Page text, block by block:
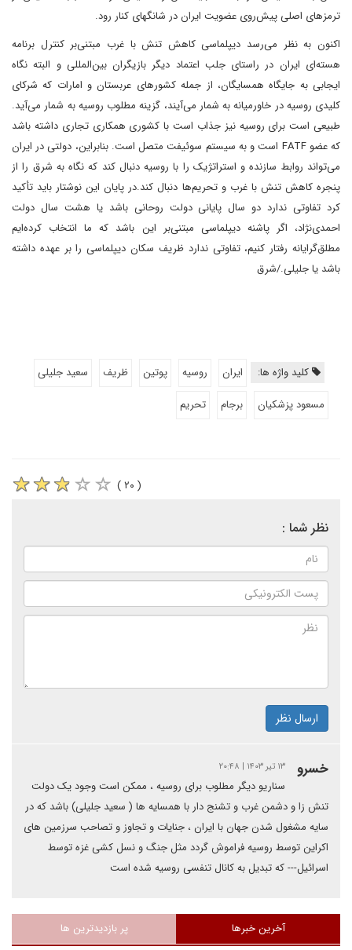
ترمزهای اصلی پیش‌روی عضویت ایران در شانگهای کنار رود.
اکنون به نظر می‌رسد دیپلماسی کاهش تنش با غرب مبتنی‌بر کنترل برنامه
هسته‌ای ایران در راستای جلب اعتماد دیگر بازیگران بین‌المللی و البته نگاه
ایجابی به جایگاه همسایگان، از‌ جمله کشورهای عربستان و امارات که شرکای
کلیدی روسیه در خاورمیانه به‌ شمار می‌آیند، گزینه مطلوب روسیه به شمار می‌آید.
طبیعی است برای روسیه نیز جذاب است با کشوری همکاری تجاری داشته باشد
که عضو FATF است و به سیستم سوئیفت متصل است. بنابراین، دولتی در ایران
می‌تواند روابط سازنده و استراتژیک را با روسیه دنبال کند که نگاه به شرق را از
پنجره کاهش تنش با غرب و تحریم‌ها دنبال کند.در پایان این نوشتار باید تأکید
کرد تفاوتی ندارد دو سال پایانی دولت روحانی باشد یا هشت سال دولت
احمدی‌نژاد، اگر پاشنه دیپلماسی مبتنی‌بر این باشد که ما انتخاب کرده‌ایم
مطلق‌گرایانه رفتار کنیم، تفاوتی ندارد ظریف سکان دیپلماسی را بر عهده داشته
باشد یا جلیلی./شرق
کلید واژه ها: ایران روسیه پوتین ظریف
سعید جلیلی
مسعود پزشکیان
برجام تحریم
( ۲۰ )
نظر شما :
ارسال نظر
خسرو ۱۳ تیر ۱۴۰۳ | ۲۰:۴۸
سناریو دیگر مطلوب برای روسیه ، ممکن است وجود یک دولت
تنش زا و دشمن غرب و تشنج دار با همسایه ها ( سعید جلیلی) باشد که در
سایه مشغول شدن جهان با ایران ، جنایات و تجاوز و تصاحب سرزمین های
اکراین توسط روسیه فراموش گردد مثل جنگ و نسل کشی غزه توسط
اسرائیل--- که تبدیل به کانال تنفسی روسیه شده است
آخرین خبرها پر بازدیدترین ها